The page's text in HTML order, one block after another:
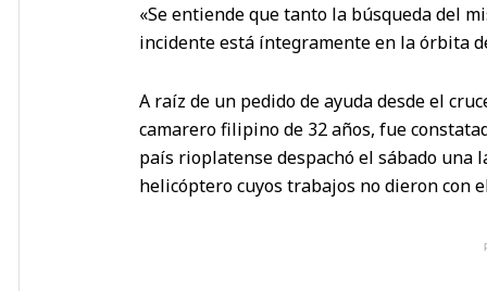
«Se entiende que tanto la búsqueda del
incidente está íntegramente en la órbita
A raíz de un pedido de ayuda desde el
camarero filipino de 32 años, fue
país rioplatense despachó el sábado una
helicóptero cuyos trabajos no dieron con